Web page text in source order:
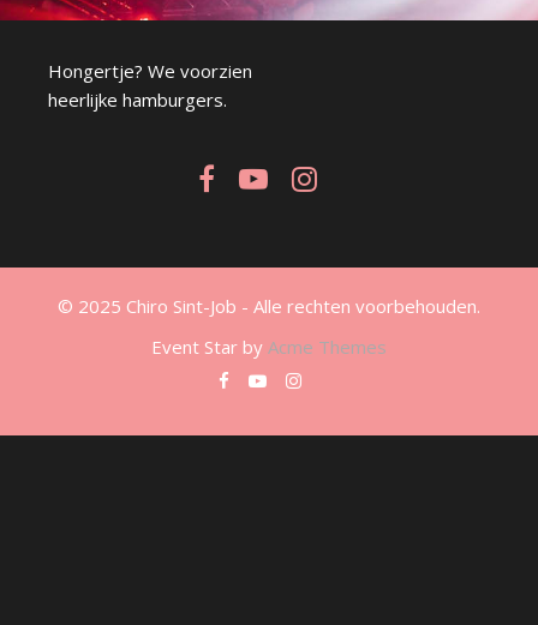
Hongertje? We voorzien
heerlijke hamburgers.
© 2025 Chiro Sint-Job - Alle rechten voorbehouden.
Event Star by Acme Themes